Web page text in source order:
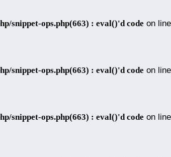
snippet-ops.php(663) : eval()'d code on line
snippet-ops.php(663) : eval()'d code on line
snippet-ops.php(663) : eval()'d code on line